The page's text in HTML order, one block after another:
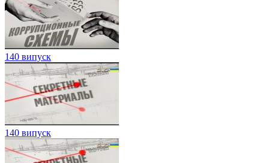
140 випуск
140 випуск